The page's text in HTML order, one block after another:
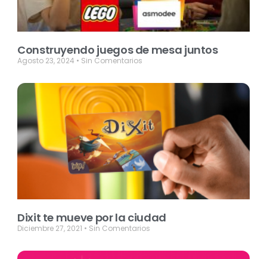
Construyendo juegos de mesa juntos
Agosto 23, 2024 Sin Comentarios
Dixit te mueve por la ciudad
Diciembre 27, 2021 Sin Comentarios